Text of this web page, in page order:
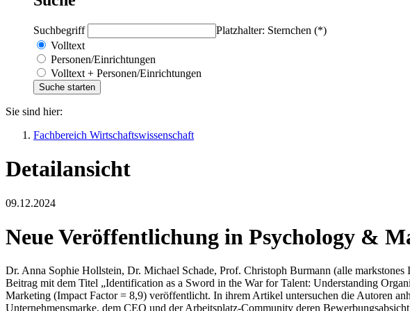
Suchbegriff
Platzhalter: Sternchen (*)
Volltext
Personen/Einrichtungen
Volltext + Personen/Einrichtungen
Sie sind hier:
Fachbereich Wirtschaftswissenschaft
Detailansicht
09.12.2024
Neue Veröffentlichung in Psychology &
Dr. Anna Sophie Hollstein, Dr. Michael Schade, Prof. Christoph Burmann (alle
Beitrag mit dem Titel „Identification as a Sword in the War for Talent: Understanding
Marketing (Impact Factor = 8,9) veröffentlicht. In ihrem Artikel untersuchen die Autoren
Unternehmensmarke, dem CEO und der Arbeitsplatz-Community deren